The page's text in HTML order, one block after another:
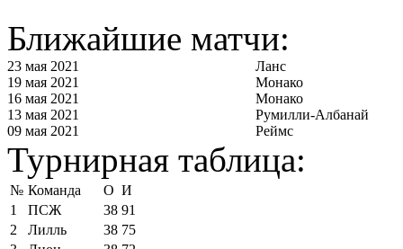
Ближайшие матчи:
23 мая 2021
Ланс
19 мая 2021
Монако
16 мая 2021
Монако
13 мая 2021
Румилли-Албанай
09 мая 2021
Реймс
Турнирная таблица:
№ Команда О И
1
ПСЖ 38 91
2
Лилль 38 75